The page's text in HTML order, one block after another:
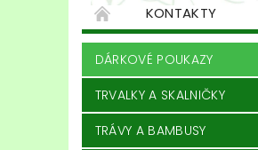
KONTAKTY
DÁRKOVÉ POUKAZY
TRVALKY A SKALNIČKY
TRÁVY A BAMBUSY